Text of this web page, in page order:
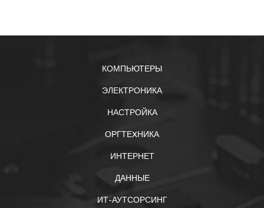
КОМПЬЮТЕРЫ
ЭЛЕКТРОНИКА
НАСТРОЙКА
ОРГТЕXНИКА
ИНТЕРНЕТ
ДАННЫЕ
ИТ-АУТСОРСИНГ